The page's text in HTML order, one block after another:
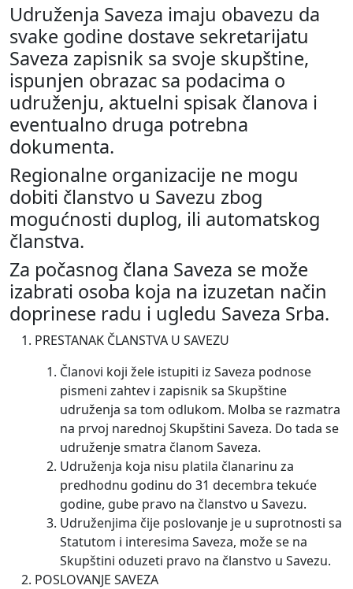
Udruženja Saveza imaju obavezu da
svake godine dostave sekretarijatu
Saveza zapisnik sa svoje skupštine,
ispunjen obrazac sa podacima o
udruženju, aktuelni spisak članova i
eventualno druga potrebna
dokumenta.
Regionalne organizacije ne mogu
dobiti članstvo u Savezu zbog
mogućnosti duplog, ili automatskog
članstva.
Za počasnog člana Saveza se može
izabrati osoba koja na izuzetan način
doprinese radu i ugledu Saveza Srba.
PRESTANAK ČLANSTVA U SAVEZU
Članovi koji žele istupiti iz Saveza podnose
pismeni zahtev i zapisnik sa Skupštine
udruženja sa tom odlukom. Molba se razmatra
na prvoj narednoj Skupštini Saveza. Do tada se
udruženje smatra članom Saveza.
Udruženja koja nisu platila članarinu za
predhodnu godinu do 31 decembra tekuće
godine, gube pravo na članstvo u Savezu.
Udruženjima čije poslovanje je u suprotnosti sa
Statutom i interesima Saveza, može se na
Skupštini oduzeti pravo na članstvo u Savezu.
POSLOVANJE SAVEZA